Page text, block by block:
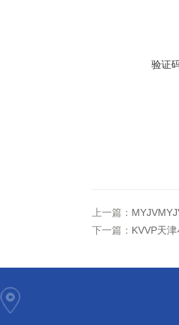
验证
上一篇：
下一篇： KVVP天